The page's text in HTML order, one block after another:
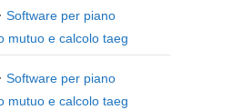
Software per piano
mutuo e calcolo taeg
Software per piano
mutuo e calcolo taeg